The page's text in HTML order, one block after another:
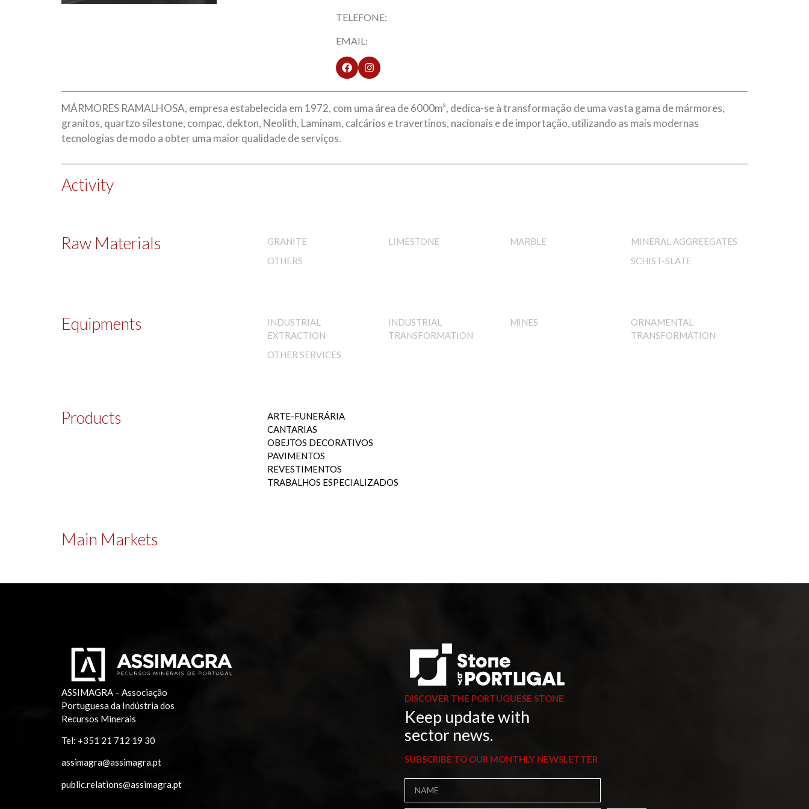
TELEFONE:
EMAIL:
MÁRMORES RAMALHOSA, empresa estabelecida em 1972, com uma área de 6000m², dedica-se à transformação de uma vasta gama de mármores,
granitos, quartzo silestone, compac, dekton, Neolith, Laminam, calcários e travertinos, nacionais e de importação, utilizando as mais modernas
tecnologias de modo a obter uma maior qualidade de serviços.
Activity
Raw Materials GRANITE LIMESTONE MARBLE
MINERAL AGGREEGATES
OTHERS
SCHIST-SLATE
Equipments
INDUSTRIAL
EXTRACTION
INDUSTRIAL
TRANSFORMATION
MINES
ORNAMENTAL
TRANSFORMATION
OTHER SERVICES
Products
ARTE-FUNERÁRIA
CANTARIAS
OBEJTOS DECORATIVOS
PAVIMENTOS
REVESTIMENTOS
TRABALHOS ESPECIALIZADOS
Main Markets
ASSIMAGRA – Associação
Portuguesa da Indústria dos
Recursos Minerais
Tel: +351 21 712 19 30
assimagra@assimagra.pt
public.relations@assimagra.pt
DISCOVER THE PORTUGUESE STONE
Keep update with
sector news.
SUBSCRIBE TO OUR MONTHLY NEWSLETTER